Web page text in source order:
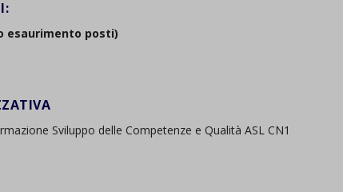
esaurimento posti)
Sviluppo delle Competenze e Qualità ASL CN1